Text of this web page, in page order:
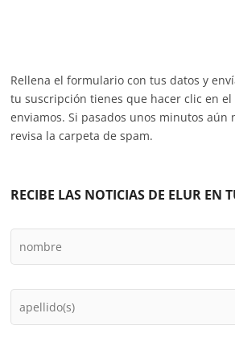
Rellena el formulario con tus datos y
tu suscripción tienes que hacer clic en
enviamos. Si pasados unos minutos aún
revisa la carpeta de spam.
RECIBE LAS NOTICIAS DE ELUR EN